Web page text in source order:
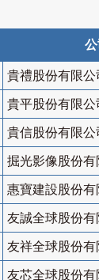
貴禮股份有限公
貴平股份有限公
貴信股份有限公
掘光影像股份有
惠寶建設股份有
友誠全球股份有
友祥全球股份有
友芯全球股份有